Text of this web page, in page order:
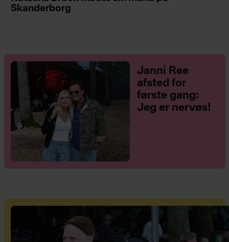
Skanderborg
Janni Ree
afsted for
første gang:
Jeg er nervøs!